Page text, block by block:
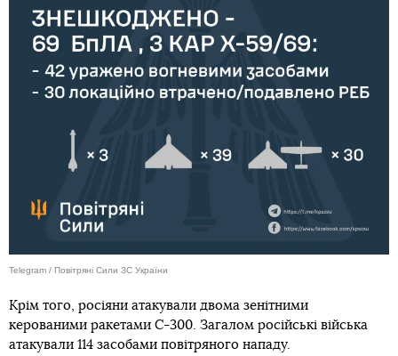
Telegram / Повітряні Сили ЗС України
Крім того, росіяни атакували двома зенітними
керованими ракетами С-300. Загалом російські війська
атакували 114 засобами повітряного нападу.